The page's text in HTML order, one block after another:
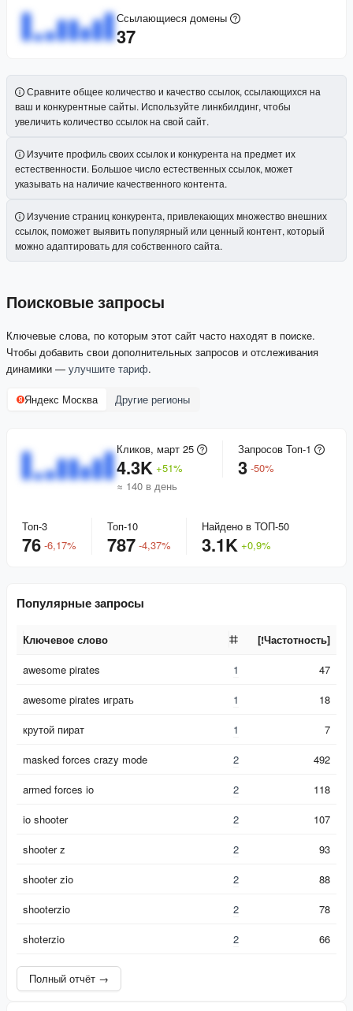
Ссылающиеся домены
37
Сравните общее количество и качество ссылок, ссылающихся на
ваш и конкурентные сайты. Используйте линкбилдинг, чтобы
увеличить количество ссылок на свой сайт.
Изучите профиль своих ссылок и конкурента на предмет их
естественности. Большое число естественных ссылок, может
указывать на наличие качественного контента.
Изучение страниц конкурента, привлекающих множество внешних
ссылок, поможет выявить популярный или ценный контент, который
можно адаптировать для собственного сайта.
Поисковые запросы
Ключевые слова, по которым этот сайт часто находят в поиске.
Чтобы добавить свои дополнительных запросов и отслеживания
динамики — улучшите тариф.
Яндекс Москва Другие регионы
Кликов, март 25
4.3K +51%
≈ 140 в день
Запросов Топ-1
3 -50%
Топ-3
76 -6,17%
Топ-10
787 -4,37%
Найдено в ТОП-50
3.1K +0,9%
Популярные запросы
Ключевое слово
[!Частотность]
awesome pirates 1
47
awesome pirates играть
1
18
крутой пират
1
7
masked forces crazy mode
2
492
armed forces io
2
118
io shooter
2
107
shooter z
2
93
shooter zio
2
88
shooterzio
2
78
shoterzio
2 66
Полный отчёт →